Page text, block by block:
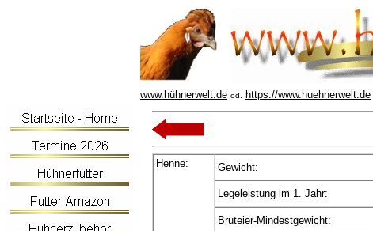
www.hühnerwelt.de od. https://www.huehnerwelt.de
Henne: Gewicht:
Legeleistung im 1. Jahr:
Bruteier-Mindestgewicht: